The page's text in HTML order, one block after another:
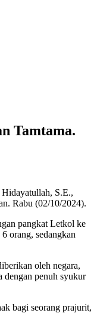
Tamtama.
S.E.,
Rabu (02/10/2024).
pangkat Letkol ke
orang, sedangkan
oleh negara,
dengan penuh syukur
bagi seorang prajurit,